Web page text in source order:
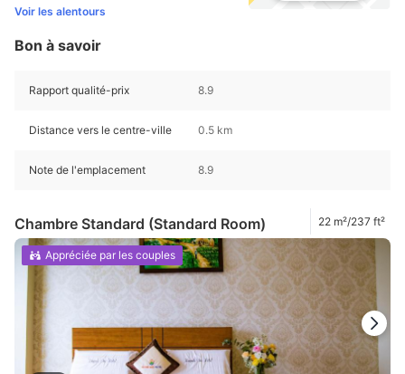
Voir les alentours
Bon à savoir
Rapport qualité-prix 8.9
Distance vers le centre-ville 0.5 km
Note de l'emplacement 8.9
Chambre Standard (Standard Room) 22 m²/237 ft²
Appréciée par les couples